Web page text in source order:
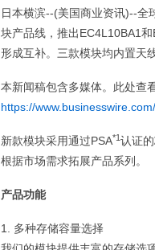
日本横滨--(美国商业资讯)--全
块产品线，推出EC4L10BA1
形成互补。三款模块均内置天
本新闻稿包含多媒体。此处查
https://
新款模块采用通过PSA*1认证
根据市场需求拓展产品系列。
产品功能
1. 多种存储容量选择